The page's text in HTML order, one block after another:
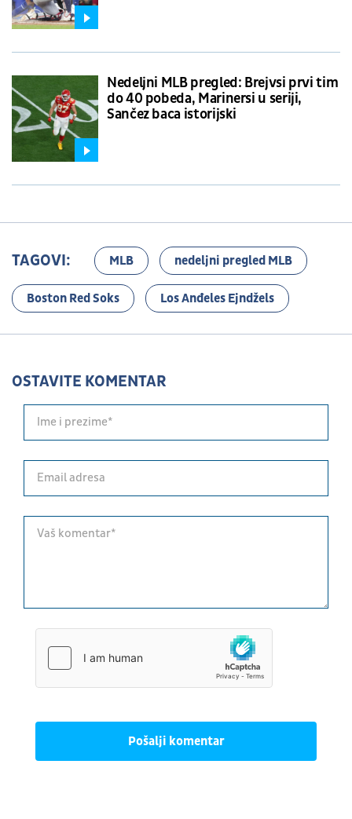
Nedeljni MLB pregled: Brejvsi prvi tim
do 40 pobeda, Marinersi u seriji,
Sančez baca istorijski
TAGOVI: MLB nedeljni pregled MLB
Boston Red Soks Los Anđeles Ejndžels
OSTAVITE KOMENTAR
Pošalji komentar